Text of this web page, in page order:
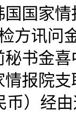
国家情
方讯问
书金
报院
币）经